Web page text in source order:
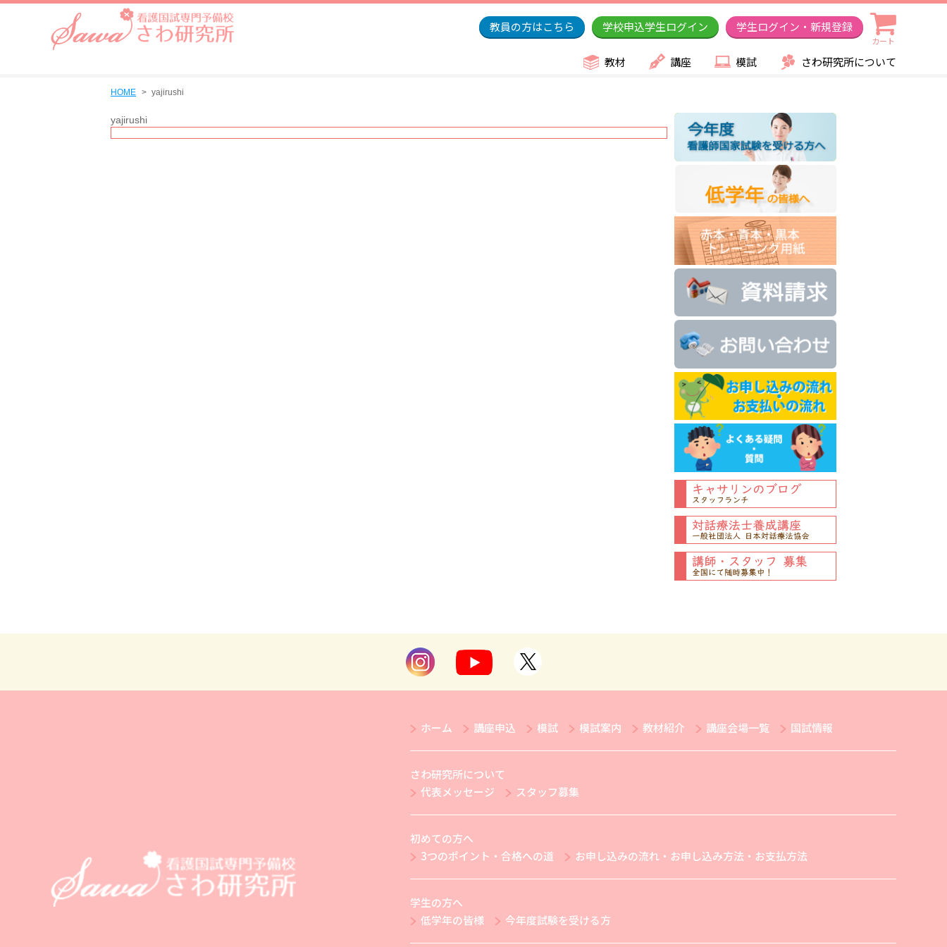
教員の方はこちら 学校申込学生ログイン 学生ログイン・新規登録
カート
教材 講座 模試 さわ研究所について
HOME yajirushi
yajirushi
ホーム 講座申込 模試 模試案内 教材紹介 講座会場一覧 国試情報
さわ研究所について
代表メッセージ
スタッフ募集
初めての方へ
3つのポイント・合格への道
お申し込みの流れ・お申し込み方法・お支払方法
学生の方へ
低学年の皆様
今年度試験を受ける方